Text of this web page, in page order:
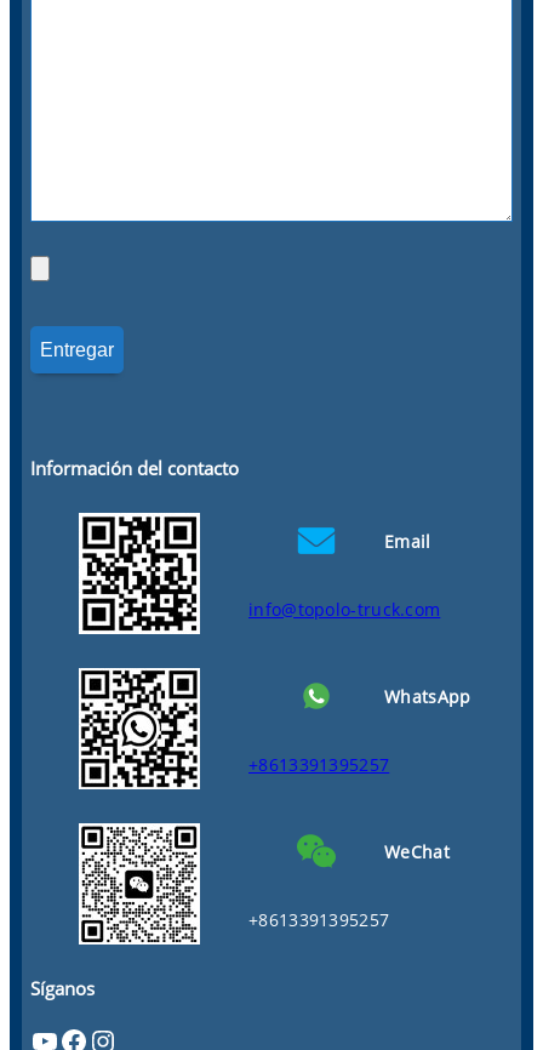
Información del contacto
Email
info@topolo-truck.com
WhatsApp
+8613391395257
WeChat
+8613391395257
Síganos
YouTube Facebook Instagram